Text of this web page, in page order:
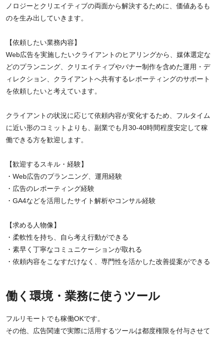
ノロジーとクリエイティブの両面から解決するために、価値あるも
のを生み出していきます。
【依頼したい業務内容】
Web広告を実施したいクライアントのヒアリングから、媒体選定な
どのプランニング、クリエイティブやバナー制作を含めた運用・デ
ィレクション、クライアントへ共有するレポーティングのサポート
を依頼したいと考えています。
クライアントの状況に応じて依頼内容が変化するため、フルタイム
に近い形のコミットよりも、副業でも月30-40時間程度安定して稼
働できる方を歓迎します。
【歓迎するスキル・経験】
・Web広告のプランニング、運用経験
・広告のレポーティング経験
・GA4などを活用したサイト解析やコンサル経験
【求める人物像】
・柔軟性を持ち、自ら考え行動ができる
・素早く丁寧なコミュニケーションが取れる
・依頼内容をこなすだけなく、専門性を活かした改善提案ができる
働く環境・業務に使うツール
フルリモートでも稼働OKです。
その他、広告関連で実際に活用するツールは都度権限を付与させて